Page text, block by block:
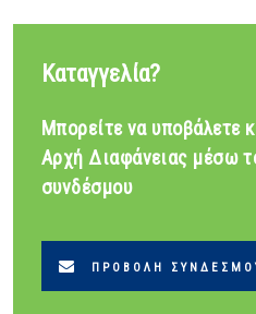
Καταγγελία?
Μπορείτε να υποβάλετε
Αρχή Διαφάνειας μέσω
συνδέσμου
ΠΡΟΒΟΛΉ